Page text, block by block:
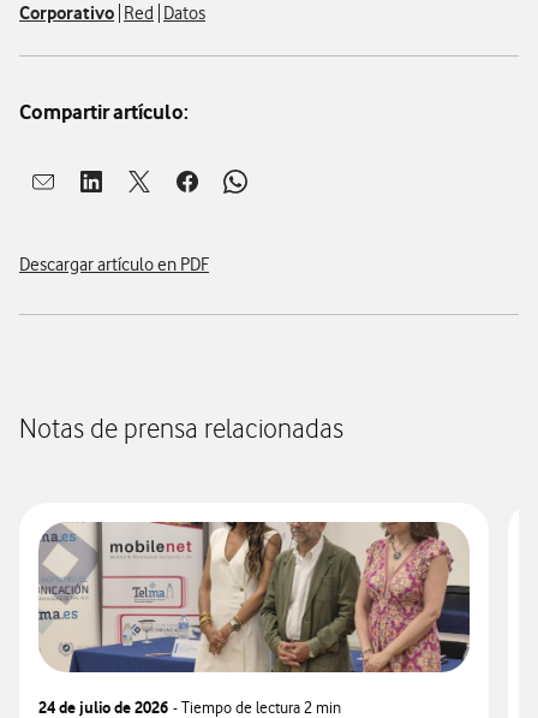
Corporativo Red Datos
Compartir artículo:
Abrir ventana para compartir en mail
Abrir ventana para compartir en linkedin
Abrir ventana para compartir en twitter
Abrir ventana para compartir en facebook
Abrir ventana para compartir en
Descargar artículo en PDF
Notas de prensa relacionadas
24 de julio de 2026 - Tiempo de lectura2 min